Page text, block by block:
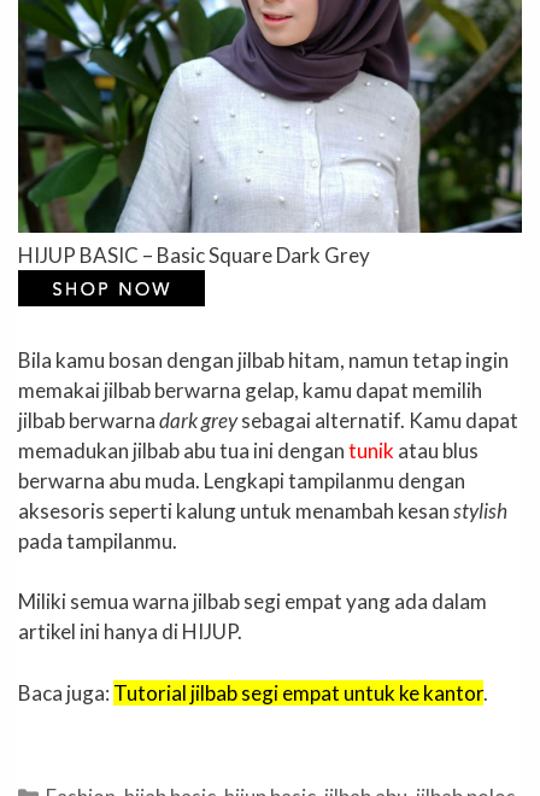
HIJUP BASIC – Basic Square Dark Grey
Bila kamu bosan dengan jilbab hitam, namun tetap ingin
memakai jilbab berwarna gelap, kamu dapat memilih
jilbab berwarnadark greysebagai alternatif. Kamu dapat
memadukan jilbab abu tua ini dengantunik atau blus
berwarna abu muda. Lengkapi tampilanmu dengan
aksesoris seperti kalung untuk menambah kesanstylish
pada tampilanmu.
Miliki semua warna jilbab segi empat yang ada dalam
artikel ini hanya di HIJUP.
Baca juga: Tutorial jilbab segi empat untuk ke kantor.